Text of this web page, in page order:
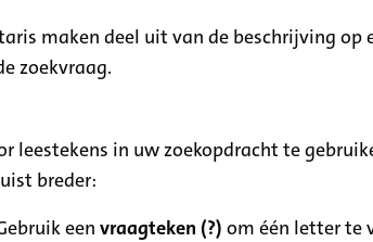
maken deel uit van de beschrijving op
zoekvraag.
leestekens in uw zoekopdracht te
breder:
eenvraagteken (?) om één letter te